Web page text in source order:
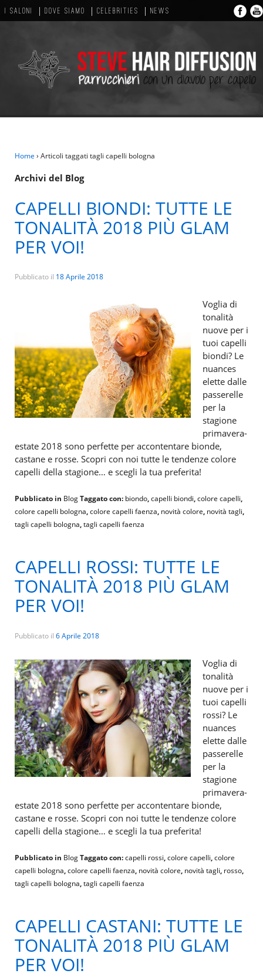
I SALONI DOVE SIAMO CELEBRITIES NEWS
Home › Articoli taggati tagli capelli bologna
Archivi del Blog
CAPELLI BIONDI: TUTTE LE
TONALITÀ 2018 PIÙ GLAM
PER VOI!
Pubblicato il 18 Aprile 2018
Voglia di
tonalità
nuove per i
tuoi capelli
biondi? Le
nuances
elette dalle
passerelle
per la
stagione
primavera-
estate 2018 sono perfette per accontentare bionde,
castane e rosse. Scopri con noi tutte le tendenze colore
capelli della stagione… e scegli la tua preferita!
Pubblicato in BlogTaggato con: biondo,capelli biondi,colore capelli,
colore capelli bologna,colore capelli faenza, novità colore, novità tagli,
tagli capelli bologna,tagli capelli faenza
CAPELLI ROSSI: TUTTE LE
TONALITÀ 2018 PIÙ GLAM
PER VOI!
Pubblicato il 6 Aprile 2018
Voglia di
tonalità
nuove per i
tuoi capelli
rossi? Le
nuances
elette dalle
passerelle
per la
stagione
primavera-
estate 2018 sono perfette per accontentare bionde,
castane e rosse. Scopri con noi tutte le tendenze colore
capelli della stagione… e scegli la tua preferita!
Pubblicato in BlogTaggato con:capelli rossi,colore capelli,colore
capelli bologna,colore capelli faenza, novità colore, novità tagli, rosso,
tagli capelli bologna,tagli capelli faenza
CAPELLI CASTANI: TUTTE LE
TONALITÀ 2018 PIÙ GLAM
PER VOI!